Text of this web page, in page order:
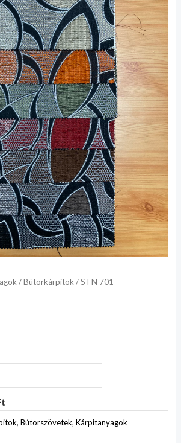
/Bútorkárpitok / STN 701
,Bútorszövetek,Kárpitanyagok